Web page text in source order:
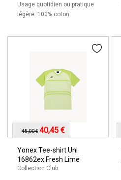
Usage quotidien ou pratique
légère. 100% coton.
Yonex Tee-shirt Uni
16862ex Fresh Lime
Collection Club.
45,00 € 40,45 €